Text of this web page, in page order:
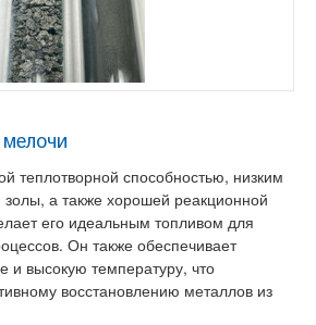
теплотворной способностью, низким
а также хорошей реакционной
его идеальным топливом для
Он также обеспечивает
и высокую температуру, что
восстановлению металлов из